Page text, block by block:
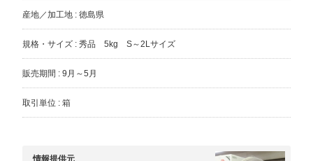
産地／加工地 : 徳島県
規格・サイズ : 秀品 5kg S～2Lサイズ
販売期間 : 9月～5月
取引単位 : 箱
情報提供元